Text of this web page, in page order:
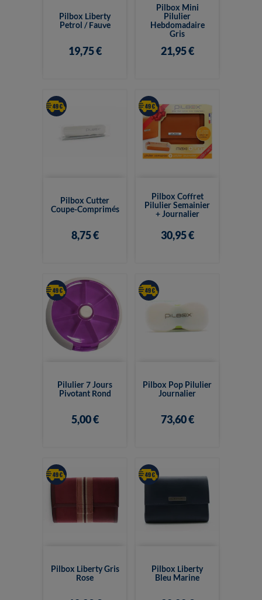
Pilbox Liberty
Petrol / Fauve
19,75 €
Pilbox Mini
Pilulier
Hebdomadaire
Gris
21,95 €
Pilbox Cutter
Coupe-Comprimés
8,75 €
Pilbox Coffret
Pilulier Semainier
+ Journalier
30,95 €
Pilulier 7 Jours
Pivotant Rond
5,00 €
Pilbox Pop Pilulier
Journalier
73,60 €
Pilbox Liberty Gris
Rose
Pilbox Liberty
Bleu Marine